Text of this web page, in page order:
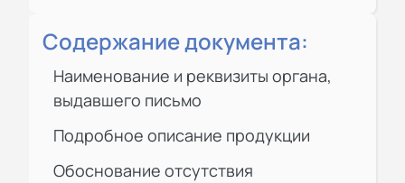
Содержание документа:
Наименование и реквизиты органа,
выдавшего письмо
Подробное описание продукции
Обоснование отсутствия